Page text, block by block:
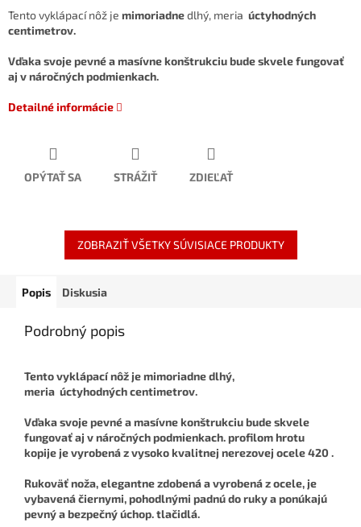
Tento vyklápací nôž je mimoriadnedlhý, meria úctyhodných
centimetrov.
Vďakasvoje pevné a masívnekonštrukciu bude skvele fungovať
aj v náročných podmienkach.
Detailné informácie
OPÝTAŤ SA STRÁŽIŤ ZDIEĽAŤ
ZOBRAZIŤ VŠETKY SÚVISIACE PRODUKTY
Popis Diskusia
Podrobný popis
Tento vyklápací nôž jemimoriadnedlhý,
meria úctyhodných centimetrov.
Vďakasvoje pevné a masívnekonštrukciu bude skvele
fungovať aj v náročných podmienkach.profilomhrotu
kopije je vyrobená zvysoko kvalitnej nerezovej ocele 420 .
Rukoväť noža,elegantnezdobená a vyrobená z ocele, je
vybavená čiernymi,pohodlnými padnú do ruky a ponúkajú
pevný a bezpečný úchop. tlačidlá.